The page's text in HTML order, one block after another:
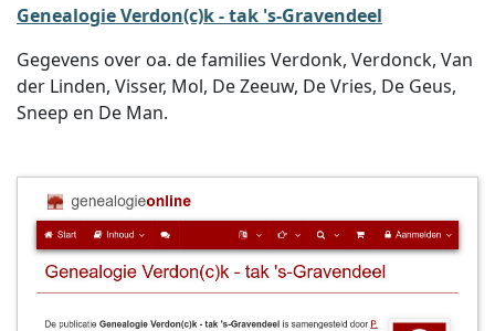
Genealogie Verdon(c)k - tak 's-Gravendeel
Gegevens over oa. de families Verdonk, Verdonck, Van
der Linden, Visser, Mol, De Zeeuw, De Vries, De Geus,
Sneep en De Man.